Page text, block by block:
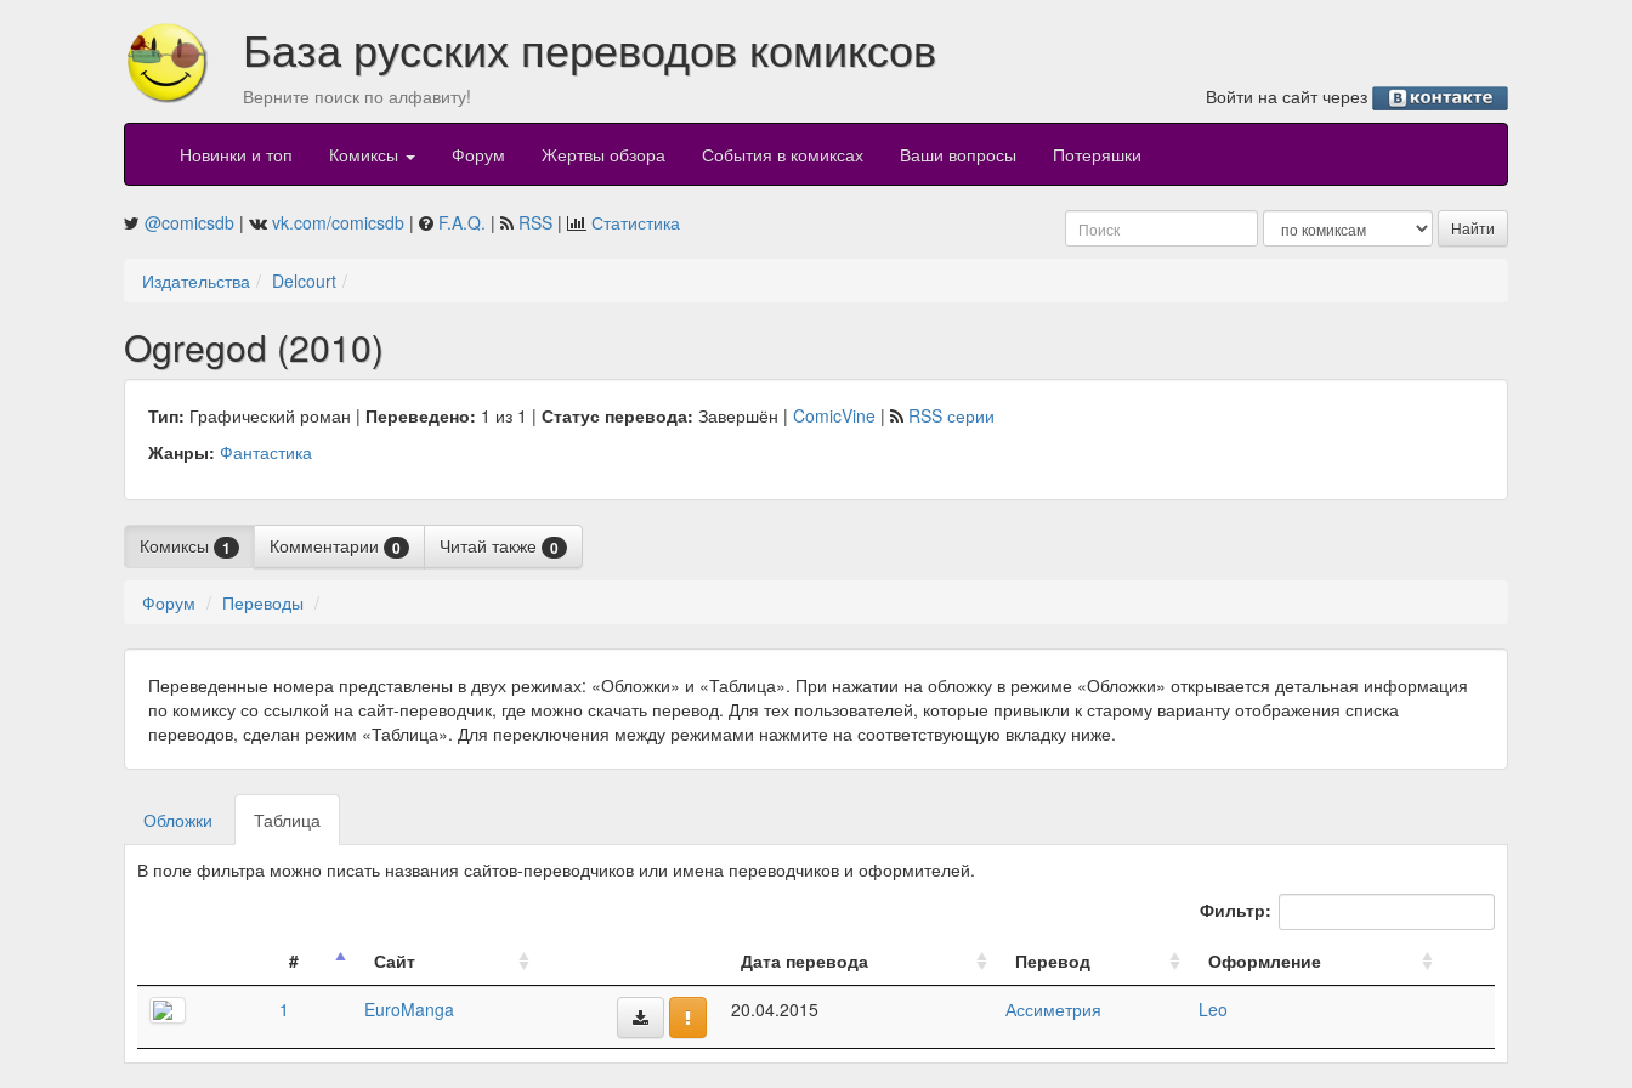
База русских переводов комиксов
Верните поиск по алфавиту! Войти на сайт через
Новинки и топ Комиксы Форум Жертвы обзора События в комиксах Ваши вопросы Потеряшки
@comicsdb | vk.com/comicsdb | F.A.Q. | RSS | Статистика
Издательства Delcourt
Ogregod (2010)
Тип: Графический роман | Переведено: 1 из 1 | Статус перевода: Завершён | ComicVine |
RSS серии
Жанры: Фантастика
Комиксы 1 Комментарии 0 Читай также 0
Форум Переводы
Переведенные номера представлены в двух режимах: «Обложки» и «Таблица». При нажатии на обложку в режиме «Обложки» открывается детальная информация
по комиксу со ссылкой на сайт-переводчик, где можно скачать перевод. Для тех пользователей, которые привыкли к старому варианту отображения списка
переводов, сделан режим «Таблица». Для переключения между режимами нажмите на соответствующую вкладку ниже.
Обложки Таблица
В поле фильтра можно писать названия сайтов-переводчиков или имена переводчиков и оформителей.
Фильтр:
# Сайт Дата перевода Перевод
Оформление
1
EuroManga 20.04.2015 Ассиметрия Leo